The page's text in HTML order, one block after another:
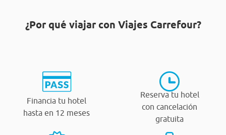
¿Por qué viajar con Viajes Carrefour?
Financia tu hotel
hasta en 12 meses
Reserva tu hotel
con cancelación
gratuita